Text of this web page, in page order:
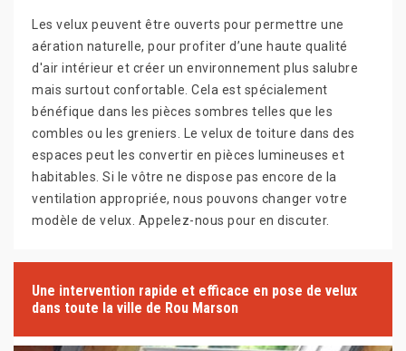
Les velux peuvent être ouverts pour permettre une
aération naturelle, pour profiter d’une haute qualité
d'air intérieur et créer un environnement plus salubre
mais surtout confortable. Cela est spécialement
bénéfique dans les pièces sombres telles que les
combles ou les greniers. Le velux de toiture dans des
espaces peut les convertir en pièces lumineuses et
habitables. Si le vôtre ne dispose pas encore de la
ventilation appropriée, nous pouvons changer votre
modèle de velux. Appelez-nous pour en discuter.
Une intervention rapide et efficace en pose de velux
dans toute la ville de Rou Marson